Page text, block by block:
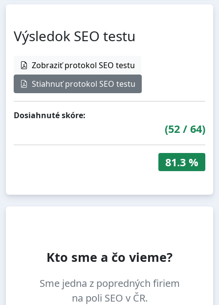
Výsledok SEO testu
Zobraziť protokol SEO testu
Stiahnuť protokol SEO testu
Dosiahnuté skóre:
(52 / 64)
81.3 %
Kto sme a čo vieme?
Sme jedna z popredných firiem
na poli SEO v ČR.